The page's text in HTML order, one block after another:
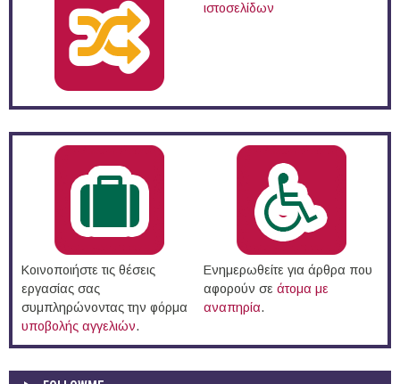
ιστοσελίδων
Κοινοποιήστε τις θέσεις
εργασίας σας
συμπληρώνοντας την φόρμα
υποβολής αγγελιών.
Ενημερωθείτε για άρθρα που
αφορούν σε άτομα με
αναπηρία.